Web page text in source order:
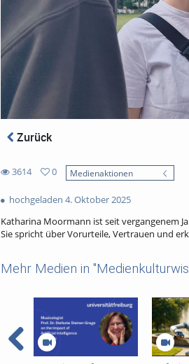
Zurück
3614
views
0
favorites
Medienaktionen
hochgeladen 4. Oktober 2025
Katharina Moormann ist seit vergangenem
Sie spricht über Vorurteile, Vertrauen und
Mehr Medien in